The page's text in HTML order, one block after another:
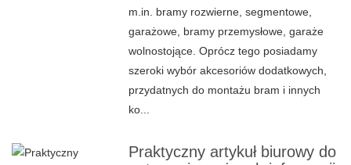
m.in. bramy rozwierne, segmentowe,
garażowe, bramy przemysłowe, garaże
wolnostojące. Oprócz tego posiadamy
szeroki wybór akcesoriów dodatkowych,
przydatnych do montażu bram i innych
ko...
Praktyczny artykuł biurowy do